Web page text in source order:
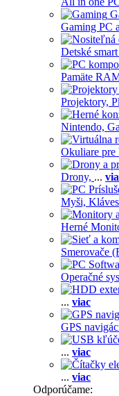
Gaming PC
Detské
Pamäte
Projektory,
Nintendo,
Okuliare pre
Drony, ...
Myši,
Herné
Smerovače
Operačné
... viac
GPS
... viac
... viac
Odporúčame: